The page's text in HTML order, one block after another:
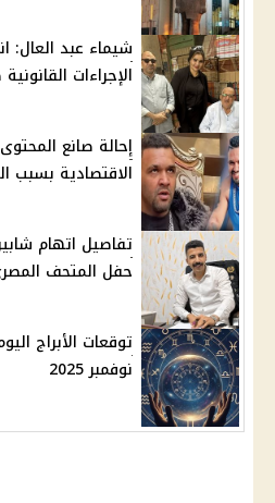
شيماء عبد العال:
الإجراءات
إحالة صانع
الاقتصادية بسبب
تفاصيل اتهام
حفل المتحف
نوفمبر 2025